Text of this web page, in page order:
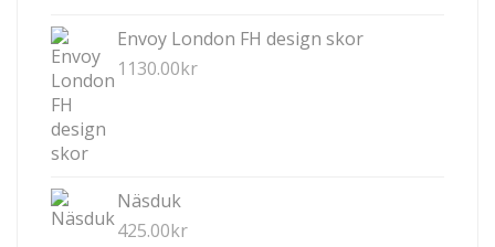
Envoy London FH design skor
1130.00kr
Näsduk
425.00kr